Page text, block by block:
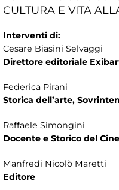
CULTURA E VITA
Interventi di:
Cesare Biasini Selvaggi
Direttore editoriale
Federica Pirani
Storica dell’arte,
Raffaele Simongini
Docente e Storico del
Manfredi Nicolò Maretti
Editore